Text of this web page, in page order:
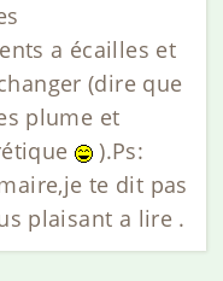
a écailles et
(dire que
plume et
).Ps:
te dit pas
plaisant a lire .